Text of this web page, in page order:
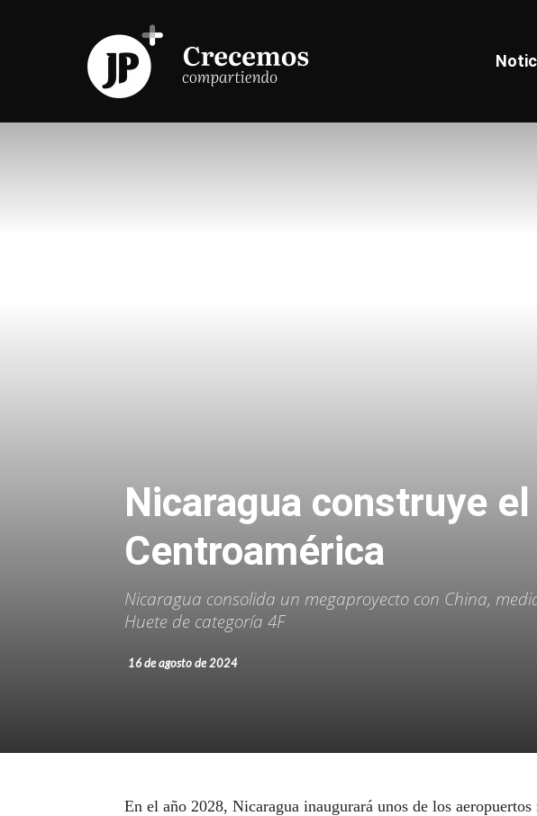
Nicaragua construye
Centroamérica
Nicaragua consolida un megaproyecto con China,
Huete de categoría 4F
16 de agosto de 2024
En el año 2028, Nicaragua inaugurará unos de los